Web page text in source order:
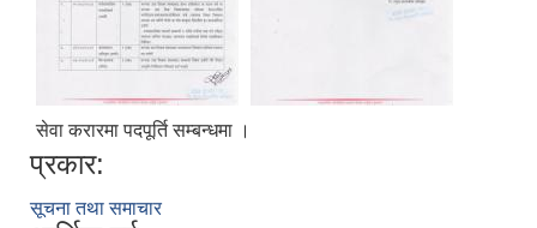
सेवा करारमा पदपूर्ति सम्बन्धमा ।
प्रकार:
सूचना तथा समाचार